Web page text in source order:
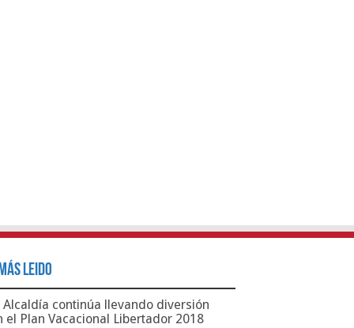
Leido
Alcaldía continúa llevando diversión
el Plan Vacacional Libertador 2018